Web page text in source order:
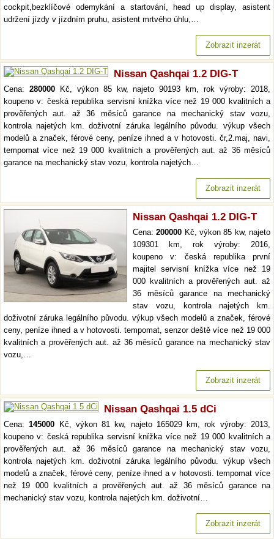
cockpit,bezklíčové odemykání a startování, head up display, asistent
udržení jízdy v jízdním pruhu, asistent mrtvého úhlu,…
Zobrazit inzerát
Nissan Qashqai 1.2 DIG-T
Cena: 280000Kč, výkon 85 kw, najeto 90193 km, rok výroby: 2018,
koupeno v: česká republika servisní knížka více než 19 000 kvalitních a
prověřených aut. až 36 měsíců garance na mechanický stav vozu,
kontrola najetých km. doživotní záruka legálního původu. výkup všech
modelů a značek, férové ceny, peníze ihned a v hotovosti. čr,2.maj, navi,
tempomat více než 19 000 kvalitních a prověřených aut. až 36 měsíců
garance na mechanický stav vozu, kontrola najetých…
Zobrazit inzerát
Nissan Qashqai 1.2 DIG-T
Cena:200000 Kč, výkon 85 kw, najeto
109301 km, rok výroby: 2016,
koupeno v: česká republika první
majitel servisní knížka více než 19
000 kvalitních a prověřených aut. až
36 měsíců garance na mechanický
stav vozu, kontrola najetých km.
doživotní záruka legálního původu. výkup všech modelů a značek, férové
ceny, peníze ihned a v hotovosti. tempomat, senzor deště více než 19 000
kvalitních a prověřených aut. až 36 měsíců garance na mechanický stav
vozu,…
Zobrazit inzerát
Nissan Qashqai 1.5 dCi
Cena:145000 Kč, výkon 81 kw, najeto 165029 km, rok výroby: 2013,
koupeno v: česká republika servisní knížka více než 19 000 kvalitních a
prověřených aut. až 36 měsíců garance na mechanický stav vozu,
kontrola najetých km. doživotní záruka legálního původu. výkup všech
modelů a značek, férové ceny, peníze ihned a v hotovosti. tempomat více
než 19 000 kvalitních a prověřených aut. až 36 měsíců garance na
mechanický stav vozu, kontrola najetých km. doživotní…
Zobrazit inzerát